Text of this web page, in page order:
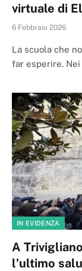
virtuale di
6 Febbraio 2026
La scuola che
far esperire.
IN EVIDENZA
A
l’ultimo